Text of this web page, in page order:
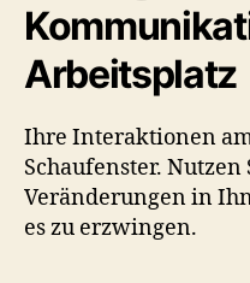
Arbeitsplatz
Ihre Interaktionen
Schaufenster.
Veränderungen in
es zu erzwingen.